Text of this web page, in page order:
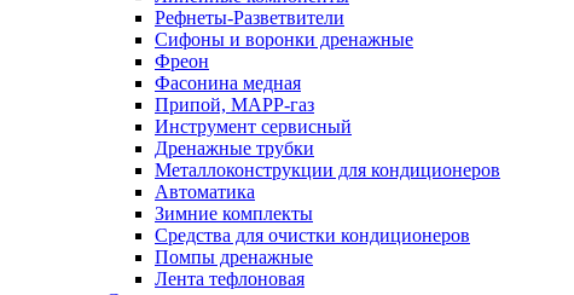
Рефнеты-Разветвители
Сифоны и воронки дренажные
Фреон
Фасонина медная
Припой, МАРР-газ
Инструмент сервисный
Дренажные трубки
Металлоконструкции для кондиционеров
Автоматика
Зимние комплекты
Средства для очистки кондиционеров
Помпы дренажные
Лента тефлоновая